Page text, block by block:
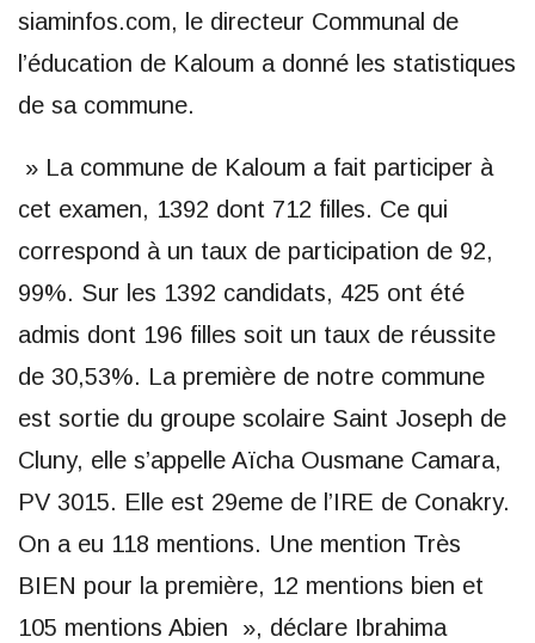
siaminfos.com, le directeur Communal de
l’éducation de Kaloum a donné les statistiques
de sa commune.
» La commune de Kaloum a fait participer à
cet examen, 1392 dont 712 filles. Ce qui
correspond à un taux de participation de 92,
99%. Sur les 1392 candidats, 425 ont été
admis dont 196 filles soit un taux de réussite
de 30,53%. La première de notre commune
est sortie du groupe scolaire Saint Joseph de
Cluny, elle s’appelle Aïcha Ousmane Camara,
PV 3015. Elle est 29eme de l’IRE de Conakry.
On a eu 118 mentions. Une mention Très
BIEN pour la première, 12 mentions bien et
105 mentions Abien », déclare Ibrahima